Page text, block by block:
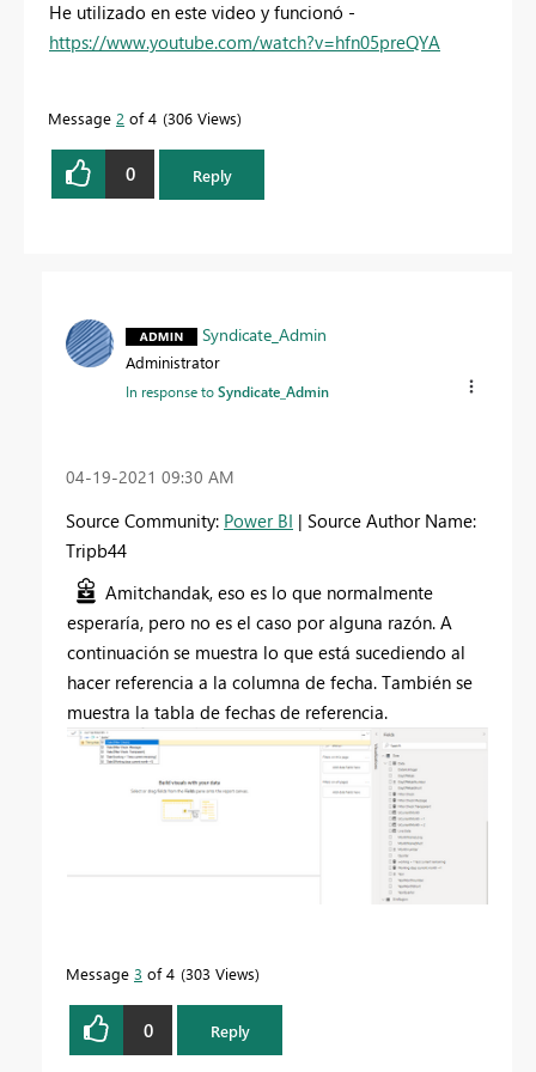
He utilizado en este video y funcionó -
https://www.youtube.com/watch?v=hfn05preQYA
Message 2 of 4 306 Views
0 Reply
Syndicate_Admin
Administrator
In response toSyndicate_Admin
‎04-19-2021 09:30 AM
Source Community: Power BI | Source Author Name:
Tripb44
Amitchandak, eso es lo que normalmente
esperaría, pero no es el caso por alguna razón. A
continuación se muestra lo que está sucediendo al
hacer referencia a la columna de fecha. También se
muestra la tabla de fechas de referencia.
Message 3 of 4 303 Views
0 Reply